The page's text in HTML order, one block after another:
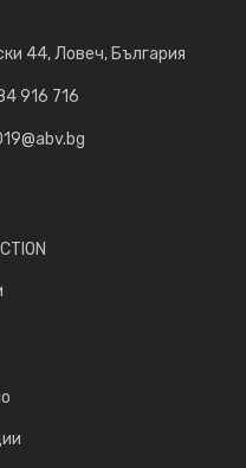
44, Ловеч, България
916 716